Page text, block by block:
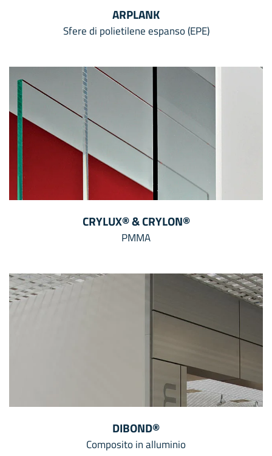
ARPLANK
Sfere di polietilene espanso (EPE)
CRYLUX® & CRYLON®
PMMA
DIBOND®
Composito in alluminio